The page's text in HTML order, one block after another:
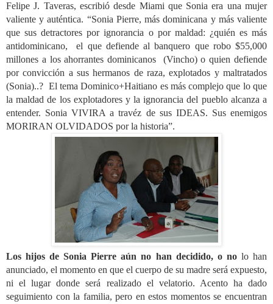
Felipe J. Taveras, escribió desde Miami que Sonia era una mujer
valiente y auténtica. “Sonia Pierre, más dominicana y más valiente
que sus detractores por ignorancia o por maldad: ¿quién es más
antidominicano, el que defiende al banquero que robo $55,000
millones a los ahorrantes dominicanos (Vincho) o quien defiende
por convicción a sus hermanos de raza, explotados y maltratados
(Sonia)..? El tema Dominico+Haitiano es más complejo que lo que
la maldad de los explotadores y la ignorancia del pueblo alcanza a
entender. Sonia VIVIRA a travéz de sus IDEAS. Sus enemigos
MORIRAN OLVIDADOS por la historia”.
Los hijos de Sonia Pierre aún no han decidido, o no lo han
anunciado, el momento en que el cuerpo de su madre será expuesto,
ni el lugar donde será realizado el velatorio. Acento ha dado
seguimiento con la familia, pero en estos momentos se encuentran